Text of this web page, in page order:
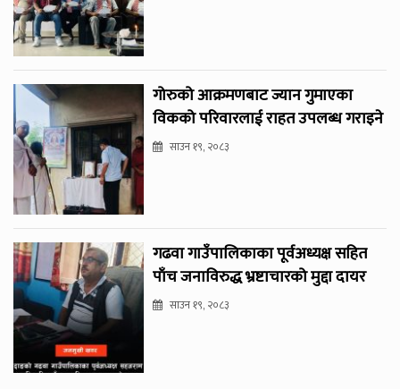
गोरुको आक्रमणबाट ज्यान गुमाएका
विकको परिवारलाई राहत उपलब्ध गराइने
साउन १९, २०८३
गढवा गाउँपालिकाका पूर्वअध्यक्ष सहित
पाँच जनाविरुद्ध भ्रष्टाचारको मुद्दा दायर
साउन १९, २०८३